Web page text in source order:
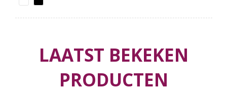
LAATST BEKEKEN
PRODUCTEN